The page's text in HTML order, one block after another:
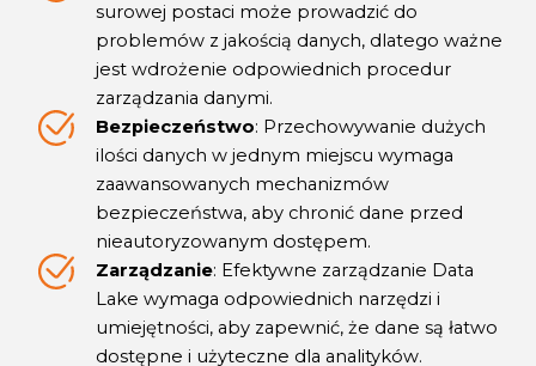
surowej postaci może prowadzić do
problemów z jakością danych, dlatego ważne
jest wdrożenie odpowiednich procedur
zarządzania danymi.
Bezpieczeństwo: Przechowywanie dużych
ilości danych w jednym miejscu wymaga
zaawansowanych mechanizmów
bezpieczeństwa, aby chronić dane przed
nieautoryzowanym dostępem.
Zarządzanie: Efektywne zarządzanie Data
Lake wymaga odpowiednich narzędzi i
umiejętności, aby zapewnić, że dane są łatwo
dostępne i użyteczne dla analityków.